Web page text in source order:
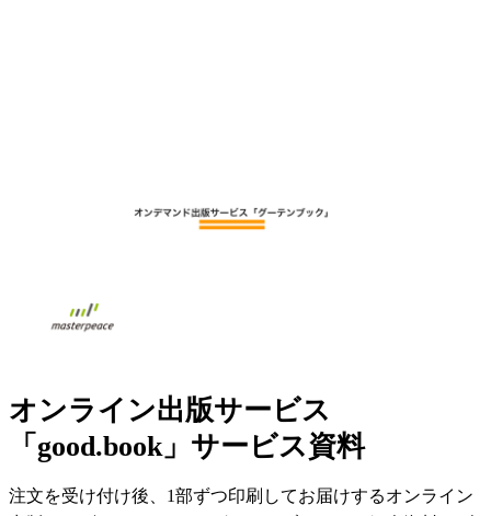
オンライン出版サービス
「good.book」サービス資料
注文を受け付け後、1部ずつ印刷してお届けするオンライン